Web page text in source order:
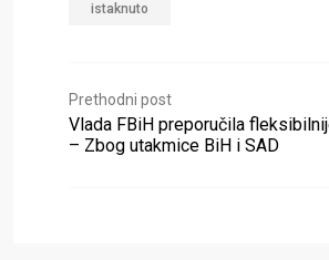
istaknuto
Prethodni post
Vlada FBiH preporučila
– Zbog utakmice BiH i SAD